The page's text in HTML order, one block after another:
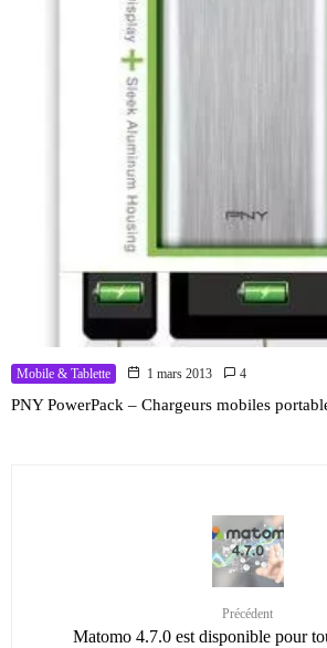
Mobile & Tablette 1 mars 2013 4
PNY PowerPack – Chargeurs mobiles
Précédent
Matomo 4.7.0 est disponible pour